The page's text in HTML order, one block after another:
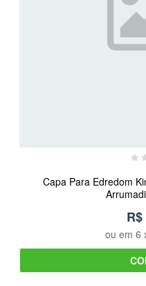
Capa Para Edredom
ou em 6